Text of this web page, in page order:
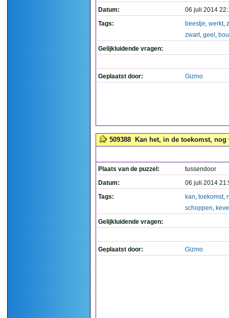
Datum:
06 juli 2014
Tags:
beestje, werkt,
zwart, geel ,
Gelijkluidende vragen:
Geplaatst door: Gizmo
509388 Kan het, in de toekomst,
Plaats van de puzzel:
tussendoor
Datum:
06 juli 2014
Tags:
kan, toekomst,
schoppen,
Gelijkluidende vragen:
Geplaatst door: Gizmo